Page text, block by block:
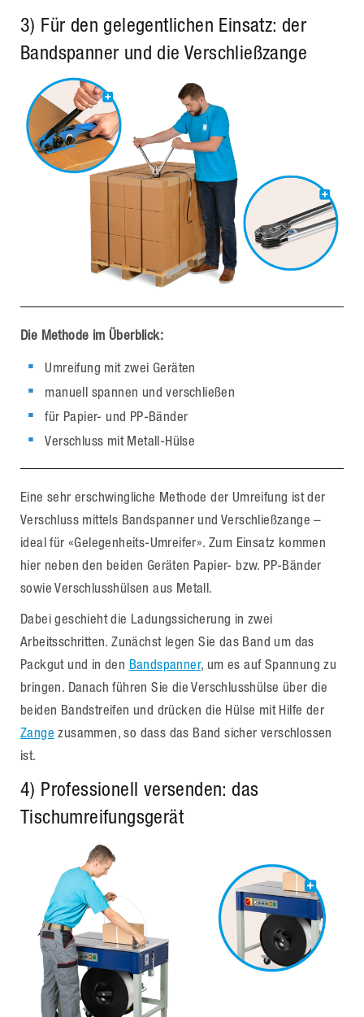
3) Für den gelegentlichen Einsatz: der
Bandspanner und die Verschließzange
Die Methode im Überblick:
Umreifung mit zwei Geräten
manuell spannen und verschließen
für Papier- und PP-Bänder
Verschluss mit Metall-Hülse
Eine sehr erschwingliche Methode der Umreifung ist der
Verschluss mittels Bandspanner und Verschließzange –
ideal für «Gelegenheits-Umreifer». Zum Einsatz kommen
hier neben den beiden Geräten Papier- bzw. PP-Bänder
sowie Verschlusshülsen aus Metall.
Dabei geschieht die Ladungssicherung in zwei
Arbeitsschritten. Zunächst legen Sie das Band um das
Packgut und in den Bandspanner, um es auf Spannung zu
bringen. Danach führen Sie die Verschlusshülse über die
beiden Bandstreifen und drücken die Hülse mit Hilfe der
Zange zusammen, so dass das Band sicher verschlossen
ist.
4) Professionell versenden: das
Tischumreifungsgerät